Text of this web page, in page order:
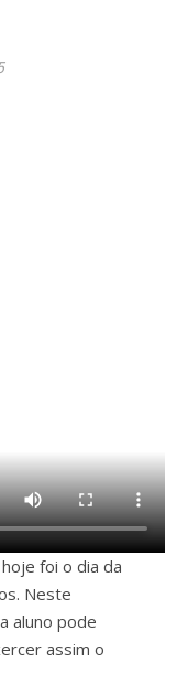
foi o dia da
Neste
aluno pode
assim o